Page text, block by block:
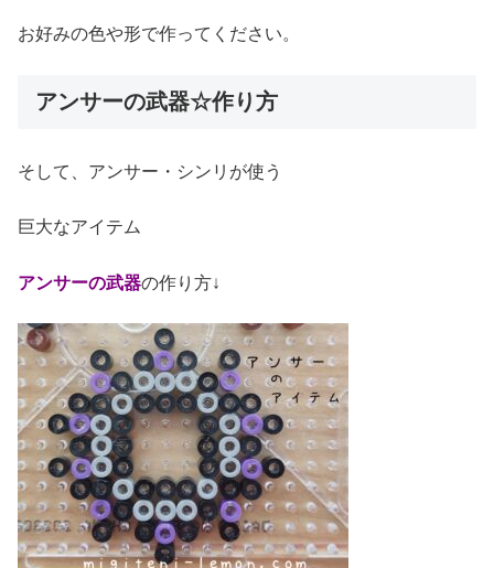
お好みの色や形で作ってください。
アンサーの武器☆作り方
そして、アンサー・シンリが使う
巨大なアイテム
アンサーの武器の作り方↓